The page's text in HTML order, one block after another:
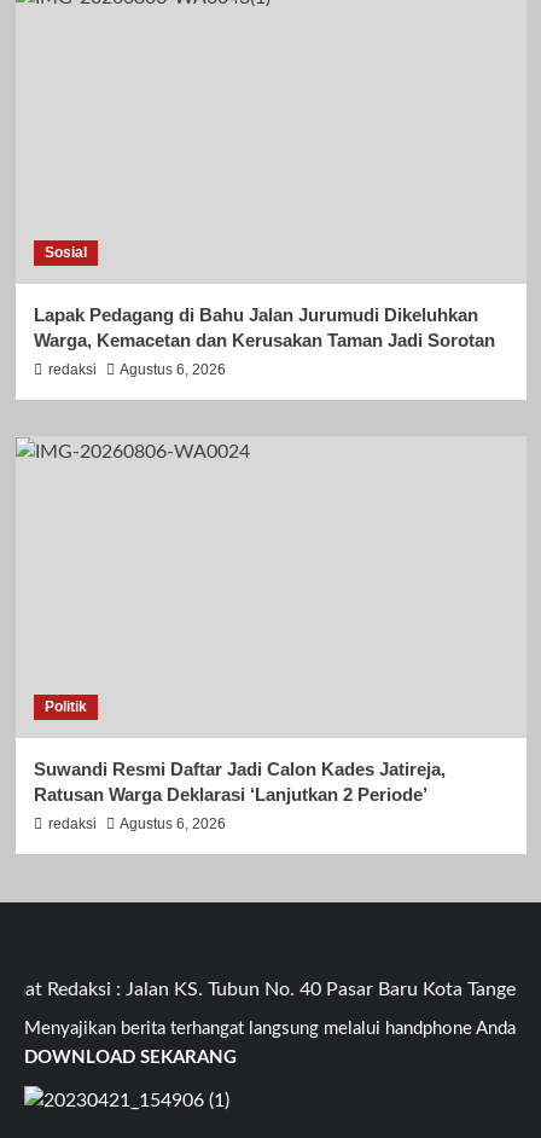
Sosial
Lapak Pedagang di Bahu Jalan Jurumudi Dikeluhkan
Warga, Kemacetan dan Kerusakan Taman Jadi Sorotan
redaksi Agustus 6, 2026
Politik
Suwandi Resmi Daftar Jadi Calon Kades Jatireja,
Ratusan Warga Deklarasi ‘Lanjutkan 2 Periode’
redaksi Agustus 6, 2026
Redaksi : Jalan KS. Tubun No. 40 Pasar Baru Kota
Menyajikan berita terhangat langsung melalui handphone Anda
DOWNLOAD SEKARANG